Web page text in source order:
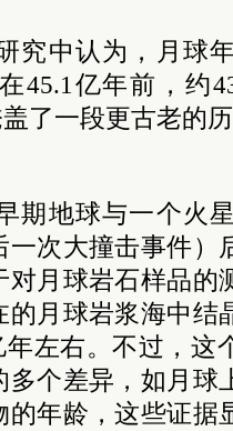
究中认为，月球
45.1亿年前，约
了一段更古老的
期地球与一个火
一次大撞击事件
对月球岩石样品的
月球岩浆海中结
左右。不过，这
个差异，如月球
的年龄，这些证据